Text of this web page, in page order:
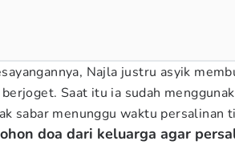
Najla justru asyik
Saat itu ia sudah
sabar menunggu waktu persalinan
doa dari keluarga agar